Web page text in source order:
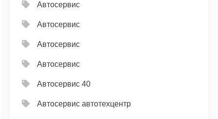
Автосервис
Автосервис
Автосервис
Автосервис
Автосервис 40
Автосервис автотехцентр